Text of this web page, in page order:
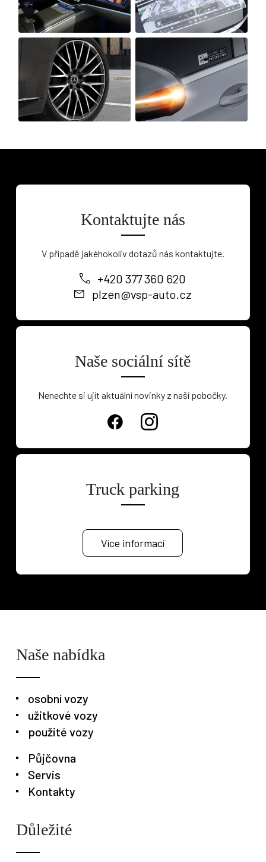
Kontaktujte nás
V případě jakéhokoliv dotazů nás kontaktujte.
+420 377 360 620
plzen@vsp-auto.cz
Naše sociální sítě
Nenechte si ujít aktuální novinky z naší pobočky.
Truck parking
Více informací
Naše nabídka
osobní vozy
užitkové vozy
použité vozy
Půjčovna
Servis
Kontakty
Důležité